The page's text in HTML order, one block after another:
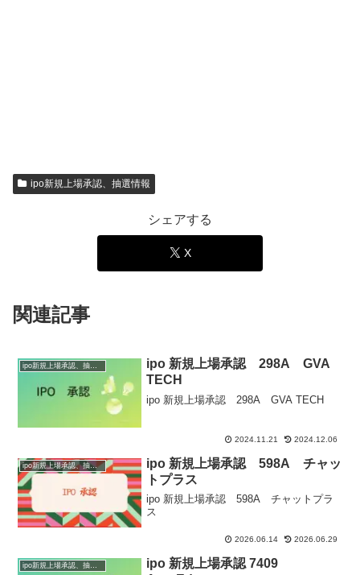
ipo新規上場承認、抽選情報
シェアする
X
関連記事
ipo新規上場承認、抽選情報
ipo 新規上場承認 298A GVA
TECH
ipo 新規上場承認 298A GVA TECH
2024.11.21 2024.12.06
ipo新規上場承認、抽選情報
ipo 新規上場承認 598A チャッ
トプラス
ipo 新規上場承認 598A チャットプラ
ス
2026.06.14 2026.06.29
ipo 新規上場承認 7409